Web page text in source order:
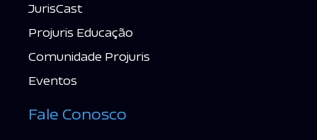
JurisCast
Projuris Educação
Comunidade Projuris
Eventos
Fale Conosco